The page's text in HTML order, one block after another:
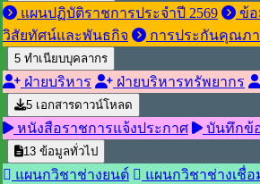
แผนปฏิบัติราชการประจำปี 2569 ข้อ
วิสัยทัศน์และพันธกิจ
การประกันคุณภ
5 ทำเนียบบุคลากร
ฝ่ายบริหาร ฝ่ายบริหารทรัพยากร
5 เอกสารดาวน์โหลด
หนังสือราชการแจ้งประกาศ บันทึกข้
13 ข้อมูลทั่วไป
แผนกวิชาช่างยนต์ แผนกวิชาช่างเชื่อ